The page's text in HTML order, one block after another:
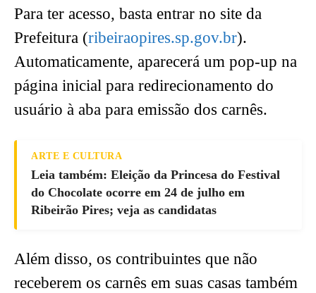
Para ter acesso, basta entrar no site da
Prefeitura (ribeiraopires.sp.gov.br).
Automaticamente, aparecerá um pop-up na
página inicial para redirecionamento do
usuário à aba para emissão dos carnês.
ARTE E CULTURA
Leia também: Eleição da Princesa do Festival
do Chocolate ocorre em 24 de julho em
Ribeirão Pires; veja as candidatas
Além disso, os contribuintes que não
receberem os carnês em suas casas também